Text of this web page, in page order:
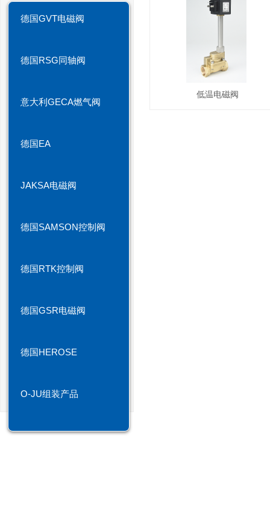
低温电磁阀
德国GVT电磁阀
德国RSG同轴阀
意大利GECA燃气阀
德国EA
JAKSA电磁阀
德国SAMSON控制阀
德国RTK控制阀
德国GSR电磁阀
德国HEROSE
O-JU组装产品